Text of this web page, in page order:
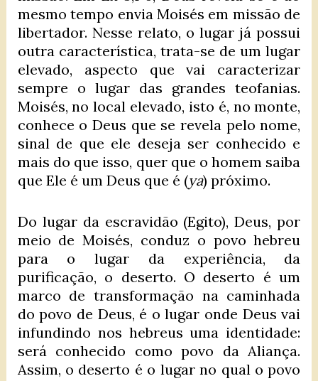
mesmo tempo envia Moisés em missão de
libertador. Nesse relato, o lugar já possui
outra característica, trata-se de um lugar
elevado, aspecto que vai caracterizar
sempre o lugar das grandes teofanias.
Moisés, no local elevado, isto é, no monte,
conhece o Deus que se revela pelo nome,
sinal de que ele deseja ser conhecido e
mais do que isso, quer que o homem saiba
que Ele é um Deus que é (ya) próximo.
Do lugar da escravidão (Egito), Deus, por
meio de Moisés, conduz o povo hebreu
para o lugar da experiência, da
purificação, o deserto. O deserto é um
marco de transformação na caminhada
do povo de Deus, é o lugar onde Deus vai
infundindo nos hebreus uma identidade:
será conhecido como povo da Aliança.
Assim, o deserto é o lugar no qual o povo